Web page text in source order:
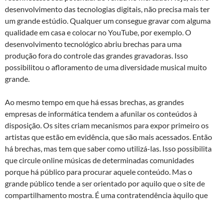
desenvolvimento das tecnologias digitais, não precisa mais ter
um grande estúdio. Qualquer um consegue gravar com alguma
qualidade em casa e colocar no YouTube, por exemplo. O
desenvolvimento tecnológico abriu brechas para uma
produção fora do controle das grandes gravadoras. Isso
possibilitou o afloramento de uma diversidade musical muito
grande.
Ao mesmo tempo em que há essas brechas, as grandes
empresas de informática tendem a afunilar os conteúdos à
disposição. Os sites criam mecanismos para expor primeiro os
artistas que estão em evidência, que são mais acessados. Então
há brechas, mas tem que saber como utilizá-las. Isso possibilita
que circule online músicas de determinadas comunidades
porque há público para procurar aquele conteúdo. Mas o
grande público tende a ser orientado por aquilo que o site de
compartilhamento mostra. É uma contratendência àquilo que